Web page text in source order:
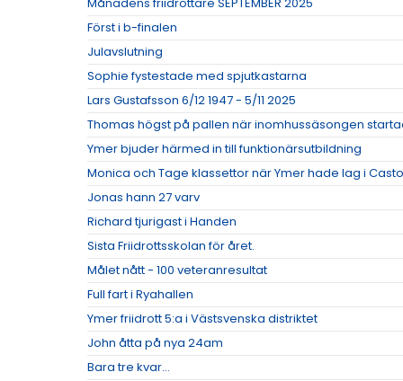
Först i b-finalen
Julavslutning
Sophie fystestade med spjutkastarna
Lars Gustafsson 6/12 1947 - 5/11 2025
Thomas högst på pallen när inomhussäsongen
Ymer bjuder härmed in till funktionärsutbildning
Monica och Tage klassettor när Ymer hade lag i
Jonas hann 27 varv
Richard tjurigast i Handen
Sista Friidrottsskolan för året.
Målet nått - 100 veteranresultat
Full fart i Ryahallen
Ymer friidrott 5:a i Västsvenska distriktet
John åtta på nya 24am
Bara tre kvar...